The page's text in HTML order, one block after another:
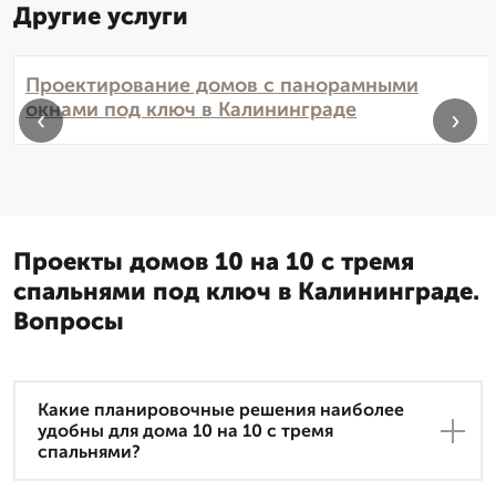
Другие услуги
Проектирование домов с панорамными
окнами под ключ в Калининграде
‹ ›
Проекты домов 10 на 10 с тремя
спальнями под ключ в Калининграде.
Вопросы
Какие планировочные решения наиболее
удобны для дома 10 на 10 с тремя
спальнями?